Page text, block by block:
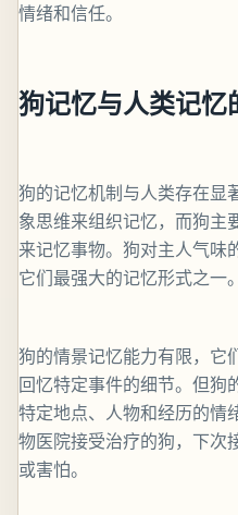
情绪和信任。
狗记忆与人类记忆
狗的记忆机制与人类存在显
象思维来组织记忆，而狗主
来记忆事物。狗对主人气味
它们最强大的记忆形式之一。
狗的情景记忆能力有限，它
回忆特定事件的细节。但狗
特定地点、人物和经历的情
物医院接受治疗的狗，下次
或害怕。